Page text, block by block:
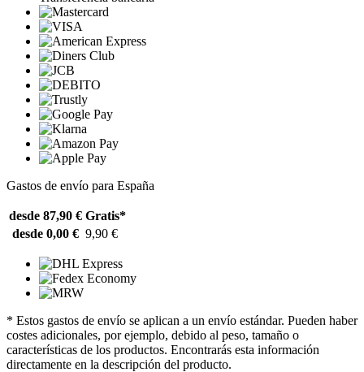
Gastos de envío para España
desde 87,90 € Gratis*
desde 0,00 € 9,90 €
* Estos gastos de envío se aplican a un envío estándar. Pueden haber
costes adicionales, por ejemplo, debido al peso, tamaño o
características de los productos. Encontrarás esta información
directamente en la descripción del producto.